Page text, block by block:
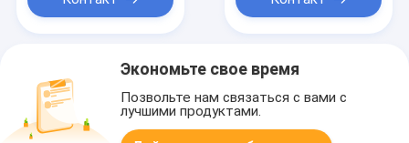
Экономьте свое время
Позвольте нам связаться с вами с
лучшими продуктами.